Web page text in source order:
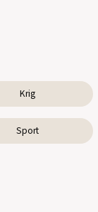
Krig
Sport